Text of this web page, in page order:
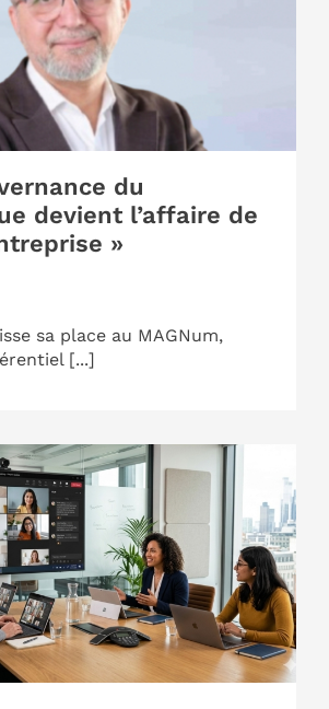
du
devient l’affaire de
»
sa place au MAGNum,
[...]